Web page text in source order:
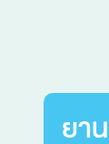
ยา